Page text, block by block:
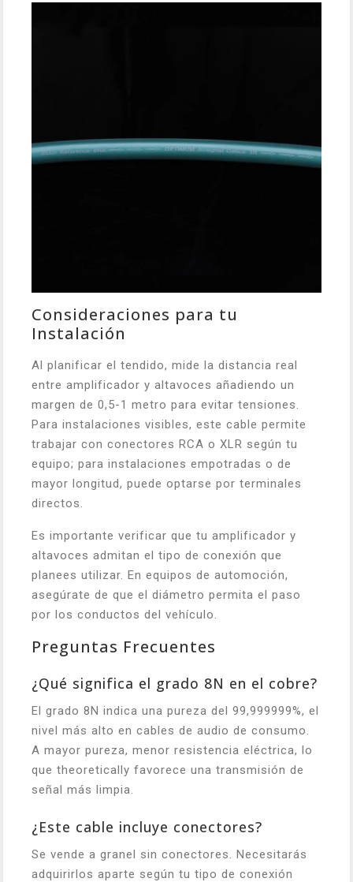
Consideraciones para tu
Instalación
Al planificar el tendido, mide la distancia real
entre amplificador y altavoces añadiendo un
margen de 0,5-1 metro para evitar tensiones.
Para instalaciones visibles, este cable permite
trabajar con conectores RCA o XLR según tu
equipo; para instalaciones empotradas o de
mayor longitud, puede optarse por terminales
directos.
Es importante verificar que tu amplificador y
altavoces admitan el tipo de conexión que
planees utilizar. En equipos de automoción,
asegúrate de que el diámetro permita el paso
por los conductos del vehículo.
Preguntas Frecuentes
¿Qué significa el grado 8N en el cobre?
El grado 8N indica una pureza del 99,999999%, el
nivel más alto en cables de audio de consumo.
A mayor pureza, menor resistencia eléctrica, lo
que theoretically favorece una transmisión de
señal más limpia.
¿Este cable incluye conectores?
Se vende a granel sin conectores. Necesitarás
adquirirlos aparte según tu tipo de conexión